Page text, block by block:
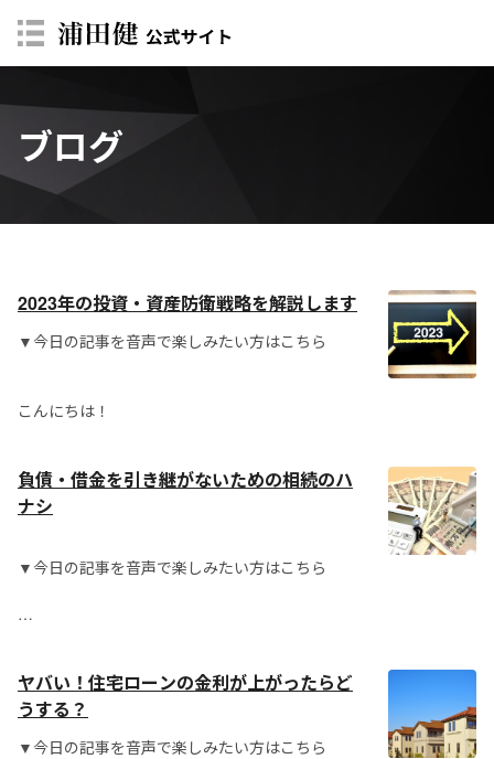
ブログ
2023年の投資・資産防衛戦略を解説します
▼今日の記事を音声で楽しみたい方はこちら
こんにちは！
負債・借金を引き継がないための相続のハ
ナシ
▼今日の記事を音声で楽しみたい方はこちら
ヤバい！住宅ローンの金利が上がったらど
うする？
▼今日の記事を音声で楽しみたい方はこちら